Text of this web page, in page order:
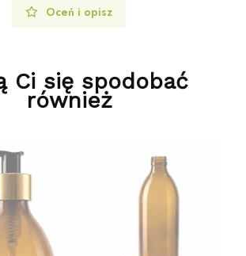
Oceń i opisz
Ci się spodobać
również